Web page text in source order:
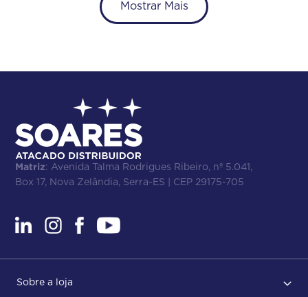
Mostrar Mais
Matriz: Avenida Talma Rodrigues Ribeiro, nº 5.041,
Box 17, Nova Zelândia, Serra-ES | CEP 29175-705
Sobre a loja